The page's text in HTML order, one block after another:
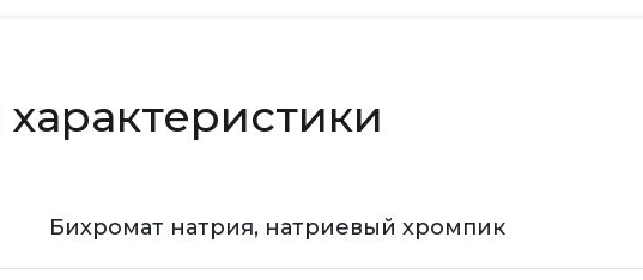
Бихромат натрия, натриевый хромпик